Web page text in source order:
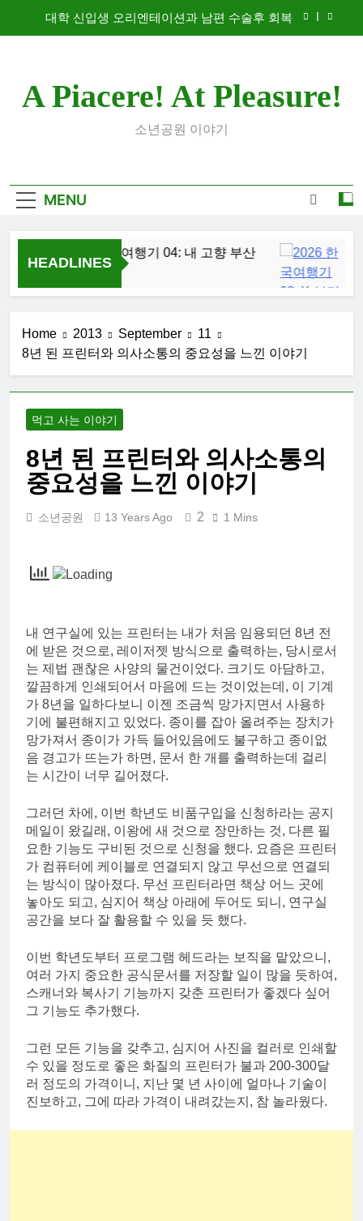
대학 신입생 오리엔테이션과 남편 수술후 회복
2026 한국여행기 04: 내 고향 부산
2026 한국여행기 03: K-뷰티를 만끽하다
2026 한국여행기 02: 82쿡 덕분에 만난 사람들
A Piacere! At Pleasure!
소년공원 이야기
MENU
HEADLINES
2026 한국여행기 04: 내 고향 부산
Home 2013 September
11
8년 된 프린터와 의사소통의 중요성을 느낀 이야기
먹고 사는 이야기
8년 된 프린터와 의사소통의
중요성을 느낀 이야기
소년공원 13 Years Ago 2 1 Mins
내 연구실에 있는 프린터는 내가 처음 임용되던 8년 전
에 받은 것으로, 레이저젯 방식으로 출력하는, 당시로서
는 제법 괜찮은 사양의 물건이었다. 크기도 아담하고,
깔끔하게 인쇄되어서 마음에 드는 것이었는데, 이 기계
가 8년을 일하다보니 이젠 조금씩 망가지면서 사용하
기에 불편해지고 있었다. 종이를 잡아 올려주는 장치가
망가져서 종이가 가득 들어있음에도 불구하고 종이없
음 경고가 뜨는가 하면, 문서 한 개를 출력하는데 걸리
는 시간이 너무 길어졌다.
그러던 차에, 이번 학년도 비품구입을 신청하라는 공지
메일이 왔길래, 이왕에 새 것으로 장만하는 것, 다른 필
요한 기능도 구비된 것으로 신청을 했다. 요즘은 프린터
가 컴퓨터에 케이블로 연결되지 않고 무선으로 연결되
는 방식이 많아졌다. 무선 프린터라면 책상 어느 곳에
놓아도 되고, 심지어 책상 아래에 두어도 되니, 연구실
공간을 보다 잘 활용할 수 있을 듯 했다.
이번 학년도부터 프로그램 헤드라는 보직을 맡았으니,
여러 가지 중요한 공식문서를 저장할 일이 많을 듯하여,
스캐너와 복사기 기능까지 갖춘 프린터가 좋겠다 싶어
그 기능도 추가했다.
그런 모든 기능을 갖추고, 심지어 사진을 컬러로 인쇄할
수 있을 정도로 좋은 화질의 프린터가 불과 200-300달
러 정도의 가격이니, 지난 몇 년 사이에 얼마나 기술이
진보하고, 그에 따라 가격이 내려갔는지, 참 놀라웠다.